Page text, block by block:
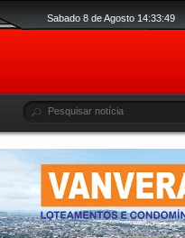
Sabado 8 de Agosto 14:33:50